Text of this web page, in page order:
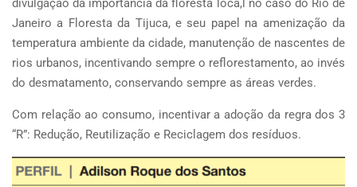
divulgação da importância da floresta loca,l no caso do Rio de
Janeiro a Floresta da Tijuca, e seu papel na amenização da
temperatura ambiente da cidade, manutenção de nascentes de
rios urbanos, incentivando sempre o reflorestamento, ao invés
do desmatamento, conservando sempre as áreas verdes.
Com relação ao consumo, incentivar a adoção da regra dos 3
“R”: Redução, Reutilização e Reciclagem dos resíduos.